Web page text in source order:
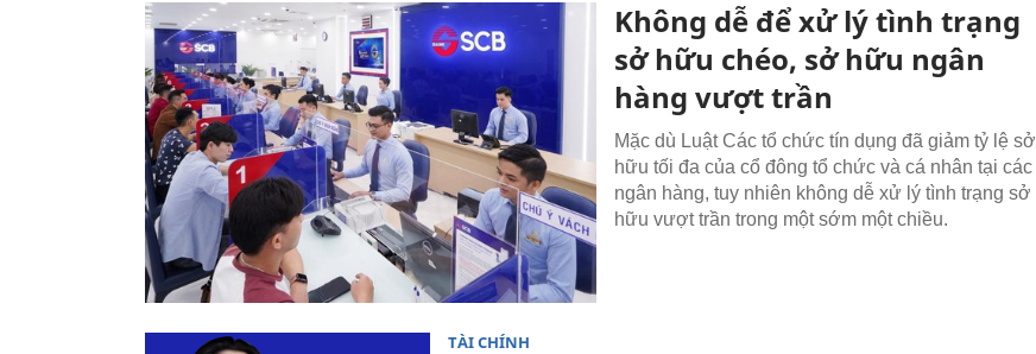
Không dễ để xử lý tình trạng
sở hữu chéo, sở hữu ngân
hàng vượt trần
Mặc dù Luật Các tổ chức tín dụng đã giảm tỷ lệ sở
hữu tối đa của cổ đông tổ chức và cá nhân tại các
ngân hàng, tuy nhiên không dễ xử lý tình trạng sở
hữu vượt trần trong một sớm một chiều.
TÀI CHÍNH